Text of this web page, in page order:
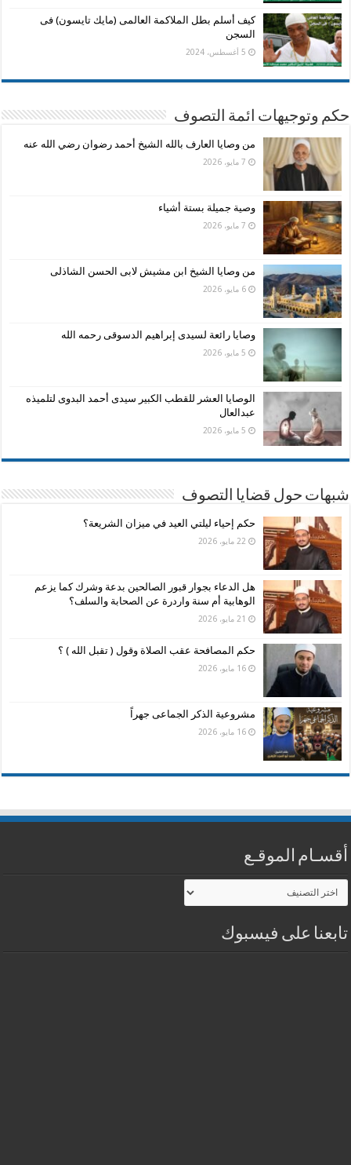
كيف أسلم بطل الملاكمة العالمى (مايك تايسون) فى
السجن
5 أغسطس، 2024
حكم وتوجيهات ائمة التصوف
من وصايا العارف بالله الشيخ أحمد رضوان رضي الله عنه
7 مايو، 2026
وصية جميلة بستة أشياء
7 مايو، 2026
من وصايا الشيخ ابن مشيش لابى الحسن الشاذلى
6 مايو، 2026
وصايا رائعة لسيدى إبراهيم الدسوقى رحمه الله
5 مايو، 2026
الوصايا العشر للقطب الكبير سيدى أحمد البدوى لتلميذه
عبدالعال
5 مايو، 2026
شبهات حول قضايا التصوف
حكم إحياء ليلتي العيد في ميزان الشريعة؟
22 مايو، 2026
هل الدعاء بجوار قبور الصالحين بدعة وشرك كما يزعم
الوهابية أم سنة واردرة عن الصحابة والسلف؟
21 مايو، 2026
حكم المصافحة عقب الصلاة وقول ( تقبل الله ) ؟
16 مايو، 2026
مشروعية الذكر الجماعى جهراً
16 مايو، 2026
أقسـام الموقـع
أقسـام
الموقـع
تابعنا على فيسبوك